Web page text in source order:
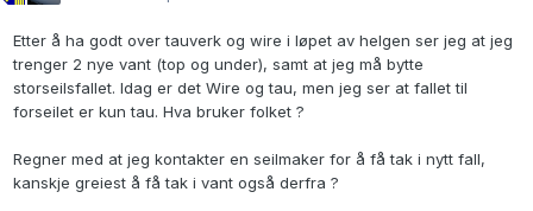
Etter å ha godt over tauverk og wire i løpet av helgen ser jeg at jeg
trenger 2 nye vant (top og under), samt at jeg må bytte
storseilsfallet. Idag er det Wire og tau, men jeg ser at fallet til
forseilet er kun tau. Hva bruker folket ?
Regner med at jeg kontakter en seilmaker for å få tak i nytt fall,
kanskje greiest å få tak i vant også derfra ?